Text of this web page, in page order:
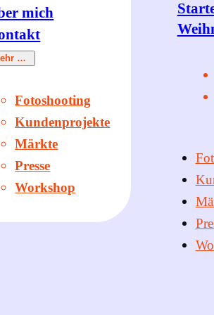
mich
…
Fotoshooting
Kundenprojekte
Märkte
Presse
Workshop